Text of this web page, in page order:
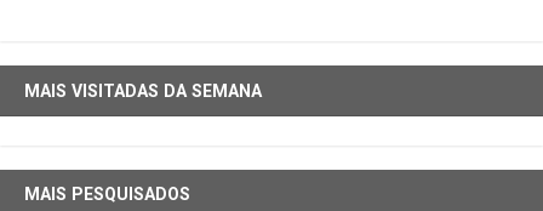
MAIS VISITADAS DA SEMANA
MAIS PESQUISADOS